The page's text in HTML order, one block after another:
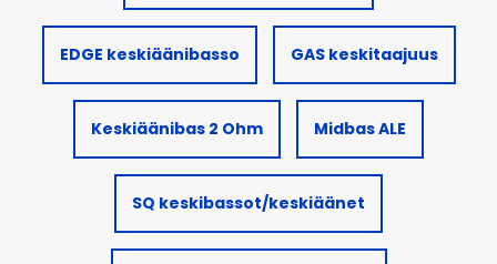
EDGE keskiäänibasso GAS keskitaajuus
Keskiäänibas 2 Ohm Midbas ALE
SQ keskibassot/keskiäänet